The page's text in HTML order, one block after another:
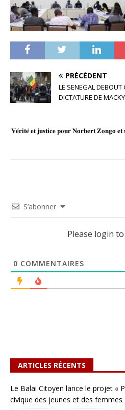
PRÉCÉDENT
LE SENEGAL DEBOUT
DICTATURE DE
𝐕𝐞́𝐫𝐢𝐭𝐞́ 𝐞𝐭 𝐣𝐮𝐬𝐭𝐢𝐜𝐞 𝐩𝐨𝐮𝐫 𝐍𝐨𝐫𝐛𝐞𝐫𝐭 𝐙𝐨𝐧𝐠𝐨
S’abonner
Please login
0 COMMENTAIRES
ARTICLES RÉCENTS
Le Balai Citoyen lance le projet «
civique des jeunes et des femmes